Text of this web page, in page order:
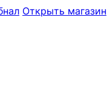
Открыть магазин